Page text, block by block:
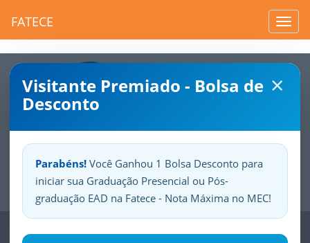
FATECE
×
Visitante Premiado - Bolsa de
Desconto
Parabéns! Você Ganhou 1 Bolsa Desconto para
iniciar sua Graduação Presencial ou Pós-
graduação EAD na Fatece - Nota Máxima no MEC!
SuaFatece.Seuorgulho.
Previous